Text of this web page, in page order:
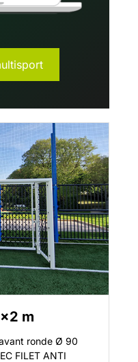
m
avant ronde Ø 90
FILET ANTI